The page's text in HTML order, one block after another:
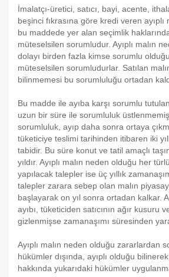
İmalatçı-üretici, satıcı, bayi, acente,
beşinci fıkrasına göre kredi veren
bu maddede yer alan seçimlik
müteselsilen sorumludur. Ayıplı malın
dolayı birden fazla kimse sorumlu
müteselsilen sorumludurlar. Satılan
bilinmemesi bu sorumluluğu ortadan
Bu madde ile ayıba karşı sorumlu
uzun bir süre ile sorumluluk
sorumluluk, ayıp daha sonra ortaya
tüketiciye teslimi tarihinden itibaren iki
tabidir. Bu süre konut ve tatil amaçlı
yıldır. Ayıplı malın neden olduğu her
yapılacak talepler ise üç yıllık
talepler zarara sebep olan malın
başlayarak on yıl sonra ortadan kalkar.
ayıbı, tüketiciden satıcının ağır kusuru
gizlenmişse zamanaşımı süresinden
Ayıplı malın neden olduğu zararlardan
hükümler dışında, ayıplı olduğu
hakkında yukarıdaki hükümler